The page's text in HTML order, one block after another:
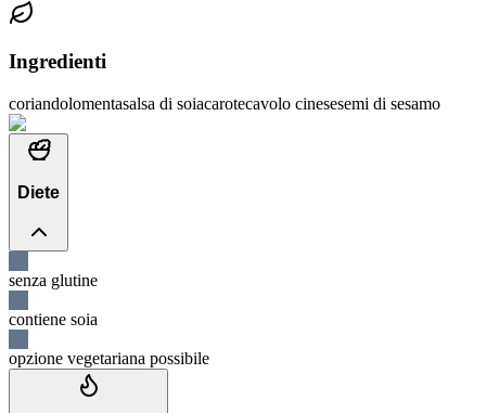
Ingredienti
coriandolomentasalsa di soiacarotecavolo cinesesemi di sesamo
Diete
senza glutine
contiene soia
opzione vegetariana possibile